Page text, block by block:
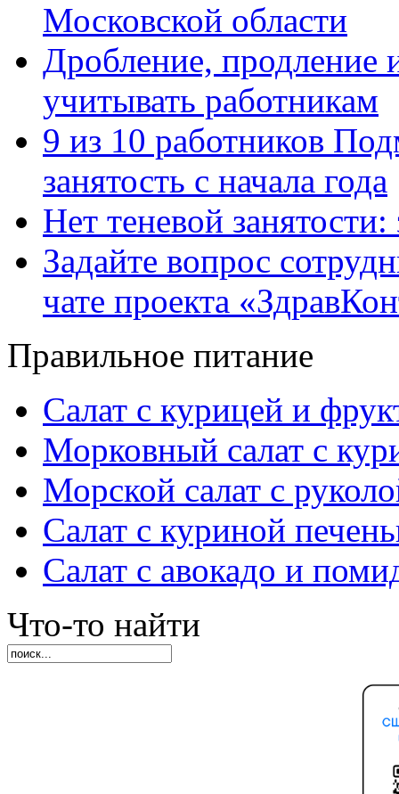
Московской области
Дробление, продление
учитывать работникам
9 из 10 работников
занятость с начала года
Нет теневой
Задайте вопрос
чате проекта
Правильное питание
Салат с курицей и
Морковный салат с
Морской салат с
Салат с куриной
Салат с авокадо и
Что-то найти